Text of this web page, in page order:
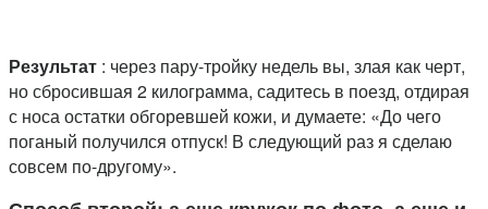
Результат : через пару-тройку недель вы, злая как черт,
но сбросившая 2 килограмма, садитесь в поезд, отдирая
с носа остатки обгоревшей кожи, и думаете: «До чего
поганый получился отпуск! В следующий раз я сделаю
совсем по-другому».